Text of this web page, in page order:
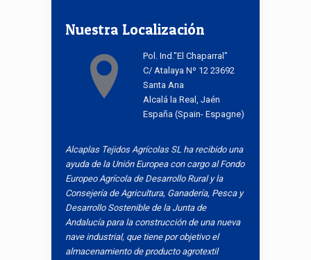
Nuestra Localización
Pol. Ind."El Chaparral"
C/ Atalaya Nº 12 23692
Santa Ana
Alcalá la Real, Jaén
España (Spain- Espagne)
Alcaplas Tejidos Agrícolas SL ha recibido una
ayuda de la Unión Europea con cargo al Fondo
Europeo Agrícola de Desarrollo Rural y la
Consejería de Agricultura, Ganadería, Pesca y
Desarrollo Sostenible de la Junta de
Andalucía para la construcción de una nueva
nave industrial, que tiene por objetivo el
almacenamiento de producto agrotextil